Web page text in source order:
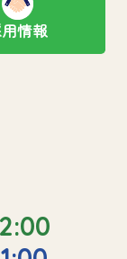
情報